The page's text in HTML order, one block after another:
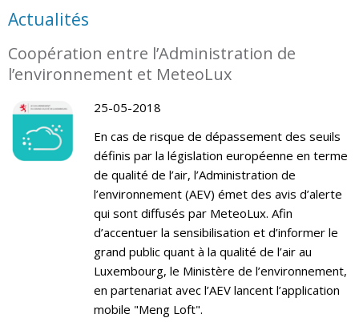
Actualités
Coopération entre l’Administration de
l’environnement et MeteoLux
25-05-2018
En cas de risque de dépassement des seuils
définis par la législation européenne en terme
de qualité de l’air, l’Administration de
l’environnement (AEV) émet des avis d’alerte
qui sont diffusés par MeteoLux. Afin
d’accentuer la sensibilisation et d’informer le
grand public quant à la qualité de l’air au
Luxembourg, le Ministère de l’environnement,
en partenariat avec l’AEV lancent l’application
mobile "Meng Loft".